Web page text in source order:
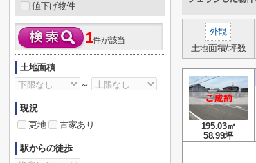
外観
土地面積/坪数
195.03㎡
58.99坪
値下げ物件
1件が該当
土地面積
～
現況
更地
古家あり
駅からの徒歩